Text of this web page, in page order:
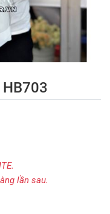
lần sau.